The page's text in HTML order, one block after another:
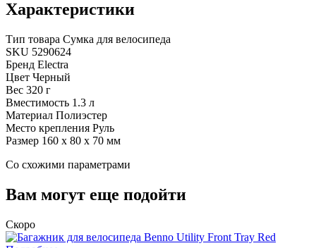
Характеристики
Тип товара Сумка для велосипеда
SKU 5290624
Бренд Electra
Цвет Черный
Вес 320 г
Вместимость 1.3 л
Материал Полиэстер
Место крепления Руль
Размер 160 х 80 х 70 мм
Cо схожими параметрами
Вам могут еще подойти
Скоро